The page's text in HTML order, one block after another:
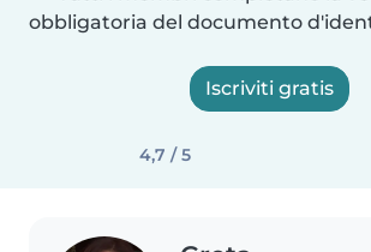
obbligatoria del documento
Iscriviti gratis
4,7 / 5